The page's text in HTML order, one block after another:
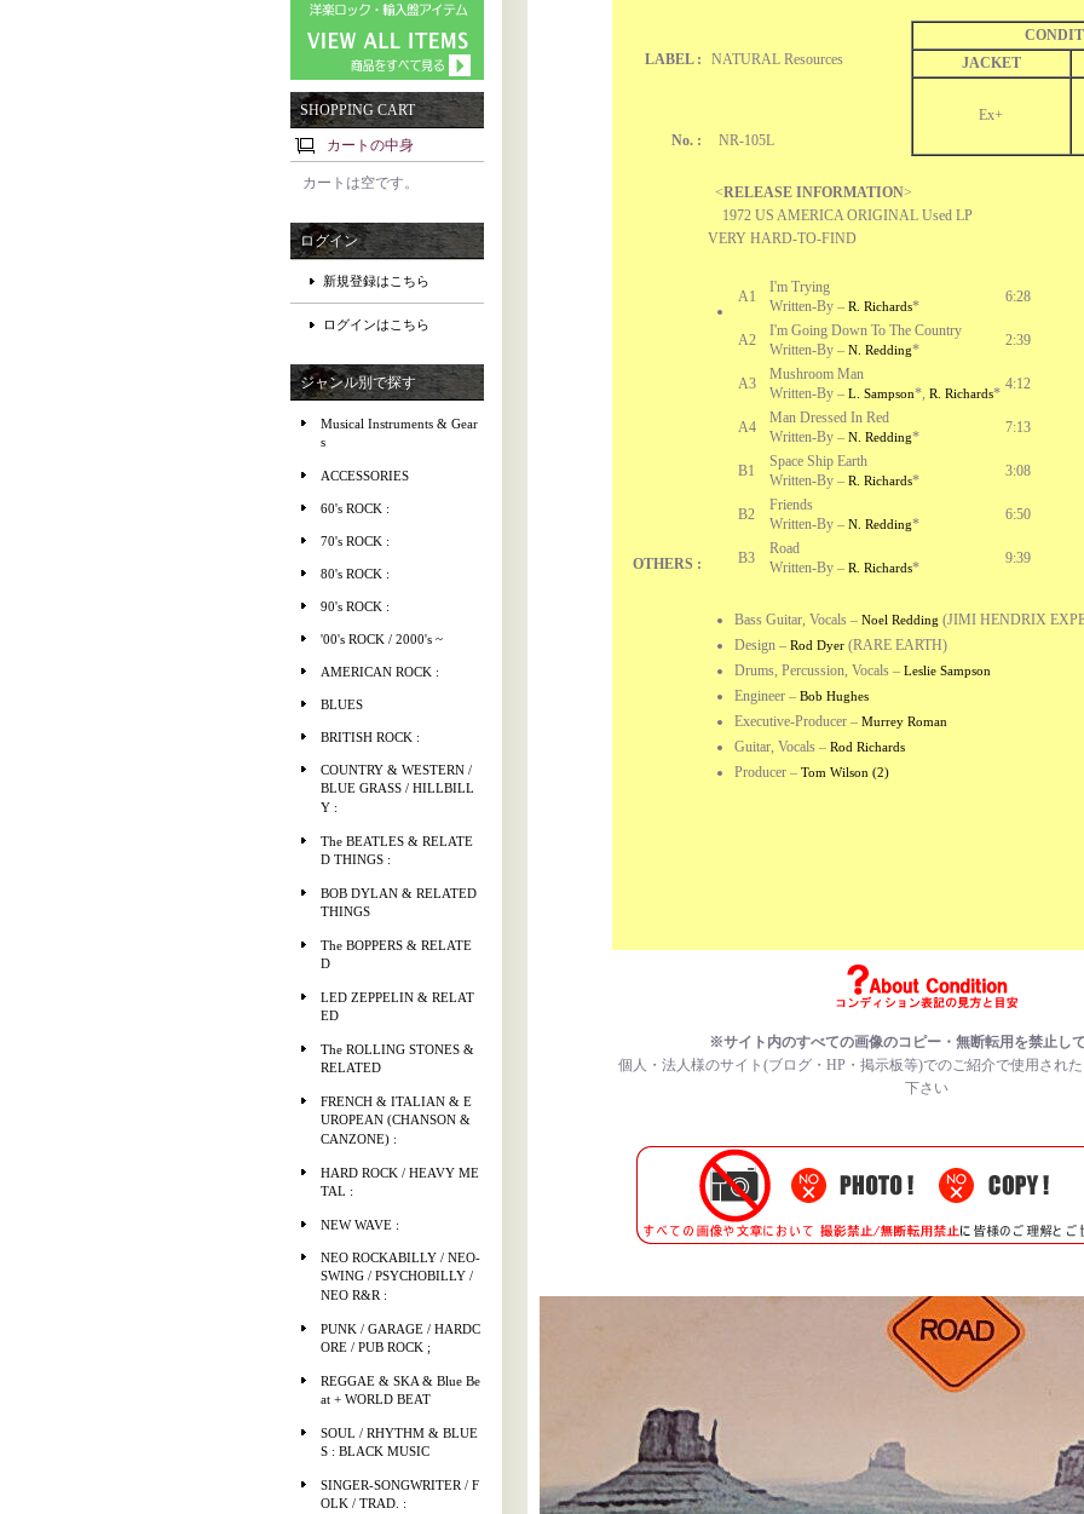
SHOPPING CART
カートの中身
カートは空です。
ログイン
新規登録はこちら
ログインはこちら
ジャンル別で探す
Musical Instruments & Gear
s
ACCESSORIES
60's ROCK :
70's ROCK :
80's ROCK :
90's ROCK :
'00's ROCK / 2000's ~
AMERICAN ROCK :
BLUES
BRITISH ROCK :
COUNTRY & WESTERN /
BLUE GRASS / HILLBILL
Y :
The BEATLES & RELATE
D THINGS :
BOB DYLAN & RELATED
THINGS
The BOPPERS & RELATE
D
LED ZEPPELIN & RELAT
ED
The ROLLING STONES &
RELATED
FRENCH & ITALIAN & E
UROPEAN (CHANSON &
CANZONE) :
HARD ROCK / HEAVY ME
TAL :
NEW WAVE :
NEO ROCKABILLY / NEO-
SWING / PSYCHOBILLY /
NEO R&R :
PUNK / GARAGE / HARDC
ORE / PUB ROCK ;
REGGAE & SKA & Blue Be
at + WORLD BEAT
SOUL / RHYTHM & BLUE
S : BLACK MUSIC
SINGER-SONGWRITER / F
OLK / TRAD. :
LABEL : NATURAL Resources
JACKET
Ex+
No. :
NR-105L
OTHERS :
<RELEASE INFORMATION>
1972 US AMERICA ORIGINAL Used LP
VERY HARD-TO-FIND
A1
I'm Trying
Written-By – R. Richards*
6:28
A2
I'm Going Down To The Country
Written-By – N. Redding*
2:39
A3
Mushroom Man
Written-By – L. Sampson*, R. Richards*
4:12
A4
Man Dressed In Red
Written-By – N. Redding*
7:13
B1
Space Ship Earth
Written-By – R. Richards*
3:08
B2
Friends
Written-By – N. Redding*
6:50
B3
Road
Written-By – R. Richards*
9:39
Bass Guitar, Vocals– Noel Redding (JIMI HENDRIX
Design– Rod Dyer(RARE EARTH)
Drums, Percussion, Vocals– Leslie Sampson
Engineer– Bob Hughes
Executive-Producer– Murrey Roman
Guitar, Vocals– Rod Richards
Producer– Tom Wilson (2)
※サイト内のすべての画像のコピー・無断転用を禁止して
個人・法人様のサイト(ブログ・HP・掲示板等)でのご紹介で使用され
下さい